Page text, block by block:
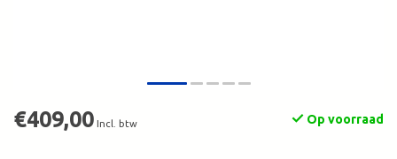
€409,00 Incl. btw Op voorraad